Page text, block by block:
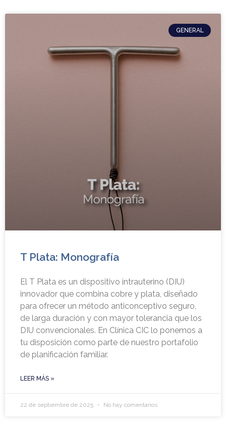
GENERAL
T Plata: Monografía
El T Plata es un dispositivo intrauterino (DIU)
innovador que combina cobre y plata, diseñado
para ofrecer un método anticonceptivo seguro,
de larga duración y con mayor tolerancia que los
DIU convencionales. En Clínica CIC lo ponemos a
tu disposición como parte de nuestro portafolio
de planificación familiar.
LEER MÁS »
22 de septiembre de 2025 No hay comentarios